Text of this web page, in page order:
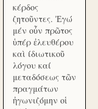
κέρδος
ζητοῦντες. Ἐγώ
μέν οὖν πρῶτος
ὑπέρ ἐλευθέρου
καὶ ίδιωτικοῦ
λόγου καί
μεταδόσεως τῶν
πραγμάτων
ἠγωνιζόμην οἱ